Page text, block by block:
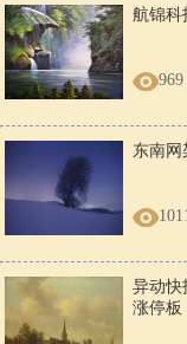
航锦科
969
东南网
异动快
涨停板